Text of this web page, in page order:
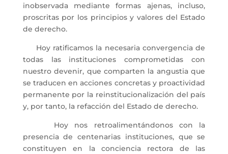
inobservada mediante formas ajenas, incluso,
proscritas por los principios y valores del Estado
de derecho.
Hoy ratificamos la necesaria convergencia de
todas las instituciones comprometidas con
nuestro devenir, que comparten la angustia que
se traducen en acciones concretas y proactividad
permanente por la reinstitucionalización del país
y, por tanto, la refacción del Estado de derecho.
Hoy nos retroalimentándonos con la
presencia de centenarias instituciones, que se
constituyen en la conciencia rectora de las